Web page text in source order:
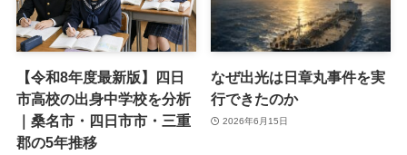
【令和8年度最新版】四日
市高校の出身中学校を分析
｜桑名市・四日市市・三重
郡の5年推移
なぜ出光は日章丸事件を実
行できたのか
2026年6月15日